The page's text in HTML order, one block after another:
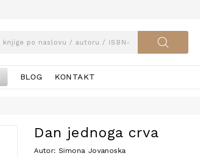
BLOG KONTAKT
Dan jednoga crva
Autor: Simona Jovanoska